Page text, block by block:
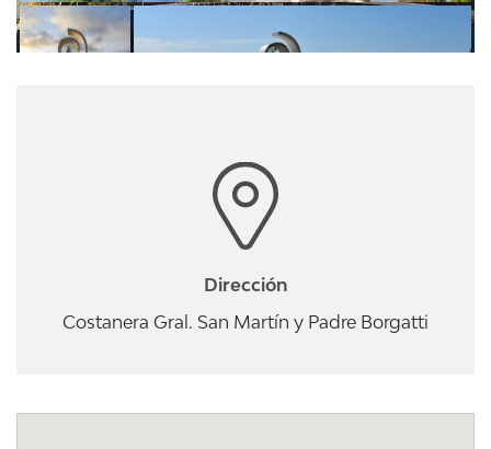
Dirección
Costanera Gral. San Martín y Padre Borgatti